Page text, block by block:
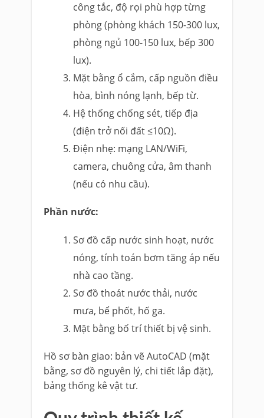
công tắc, độ rọi phù hợp từng
phòng (phòng khách 150-300 lux,
phòng ngủ 100-150 lux, bếp 300
lux).
Mặt bằng ổ cắm, cấp nguồn điều
hòa, bình nóng lạnh, bếp từ.
Hệ thống chống sét, tiếp địa
(điện trở nối đất ≤10Ω).
Điện nhẹ: mạng LAN/WiFi,
camera, chuông cửa, âm thanh
(nếu có nhu cầu).
Phần nước:
Sơ đồ cấp nước sinh hoạt, nước
nóng, tính toán bơm tăng áp nếu
nhà cao tầng.
Sơ đồ thoát nước thải, nước
mưa, bể phốt, hố ga.
Mặt bằng bố trí thiết bị vệ sinh.
Hồ sơ bàn giao: bản vẽ AutoCAD (mặt
bằng, sơ đồ nguyên lý, chi tiết lắp đặt),
bảng thống kê vật tư.